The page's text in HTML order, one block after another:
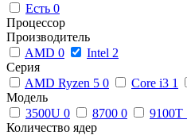
Есть 0
Процессор
Производитель
AMD 0 Intel 2
Серия
AMD Ryzen 5 0 Core i3 1
Модель
3500U 0 8700 0 9100T
Количество ядер